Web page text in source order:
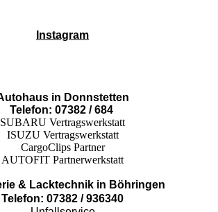
Instagram
in Donnstetten
Telefon: 07382 / 684
SUBARU Vertragswerkstatt
ISUZU Vertragswerkstatt
CargoClips Partner
AUTOFIT Partnerwerkstatt
& Lacktechnik in Böhringen
Telefon: 07382 / 936340